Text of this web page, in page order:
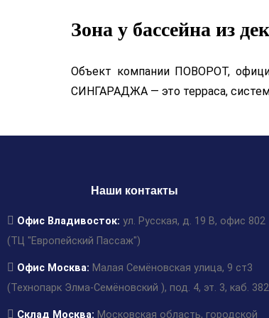
Зона у бассейна из
Объект компании ПОВОРОТ,
СИНГАРАДЖА — это терраса,
Наши контакты
Офис Владивосток: ул. Русская, д. 19 В, офис 802
(ТЦ "Европейский Пассаж")
Офис Москва: Малая Семёновская улица, 9 ст3
(Технопарк Элма-Семёновский ), под. 4, эт. 3, каб. 382
Склад Москва: Московская область, городской